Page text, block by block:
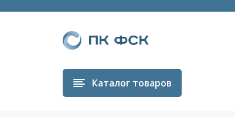
Каталог товаров